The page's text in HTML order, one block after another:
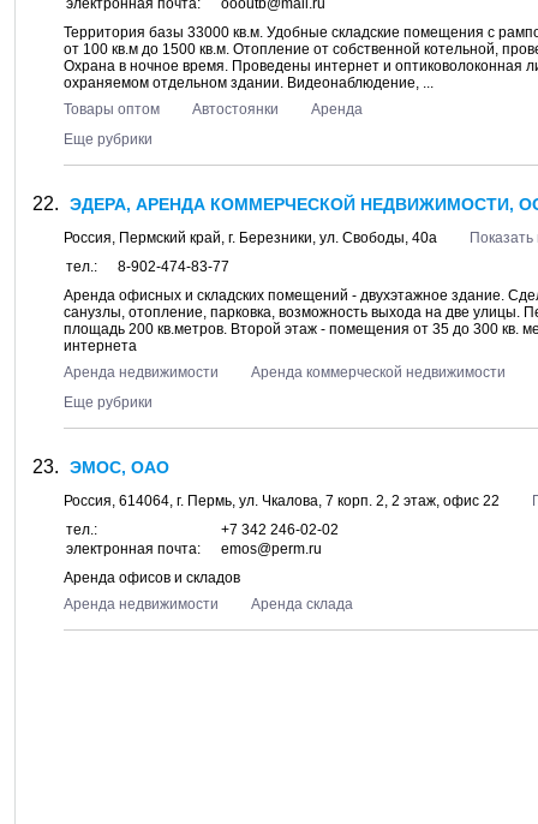
электронная почта:
oooutb@mail.ru
Территория базы 33000 кв.м. Удобные складские помещения с
от 100 кв.м до 1500 кв.м. Отопление от собственной котельной,
Охрана в ночное время. Проведены интернет и
охраняемом отдельном здании. Видеонаблюдение, ...
Товары оптом
Автостоянки
Аренда
Еще рубрики
ЭДЕРА, АРЕНДА КОММЕРЧЕСКОЙ НЕДВИЖИМОСТИ,
Россия, Пермский край, г. Березники, ул. Свободы, 40а
Показать
тел.:
8-902-474-83-77
Аренда офисных и складских помещений - двухэтажное здание.
санузлы, отопление, парковка, возможность выхода на две
площадь 200 кв.метров. Второй этаж - помещения от 35 до 300 кв.
интернета
Аренда недвижимости
Аренда коммерческой недвижимости
Еще рубрики
ЭМОС, ОАО
Россия, 614064, г. Пермь, ул. Чкалова, 7 корп. 2, 2 этаж, офис 22
тел.:
+7 342 246-02-02
электронная почта:
emos@perm.ru
Аренда офисов и складов
Аренда недвижимости
Аренда склада